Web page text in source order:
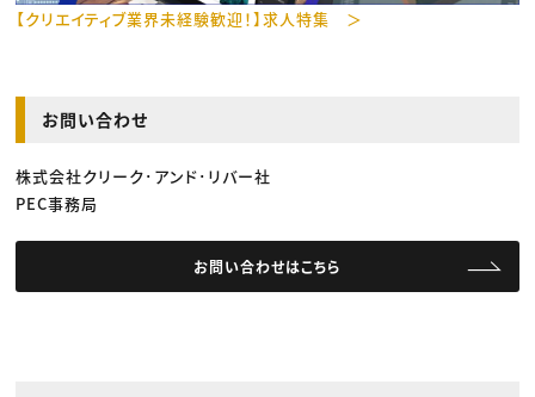
【クリエイティブ業界未経験歓迎！】求人特集 ＞
お問い合わせ
株式会社クリーク･アンド･リバー社
PEC事務局
お問い合わせはこちら